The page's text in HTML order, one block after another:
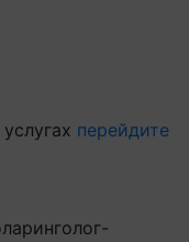
перейдите